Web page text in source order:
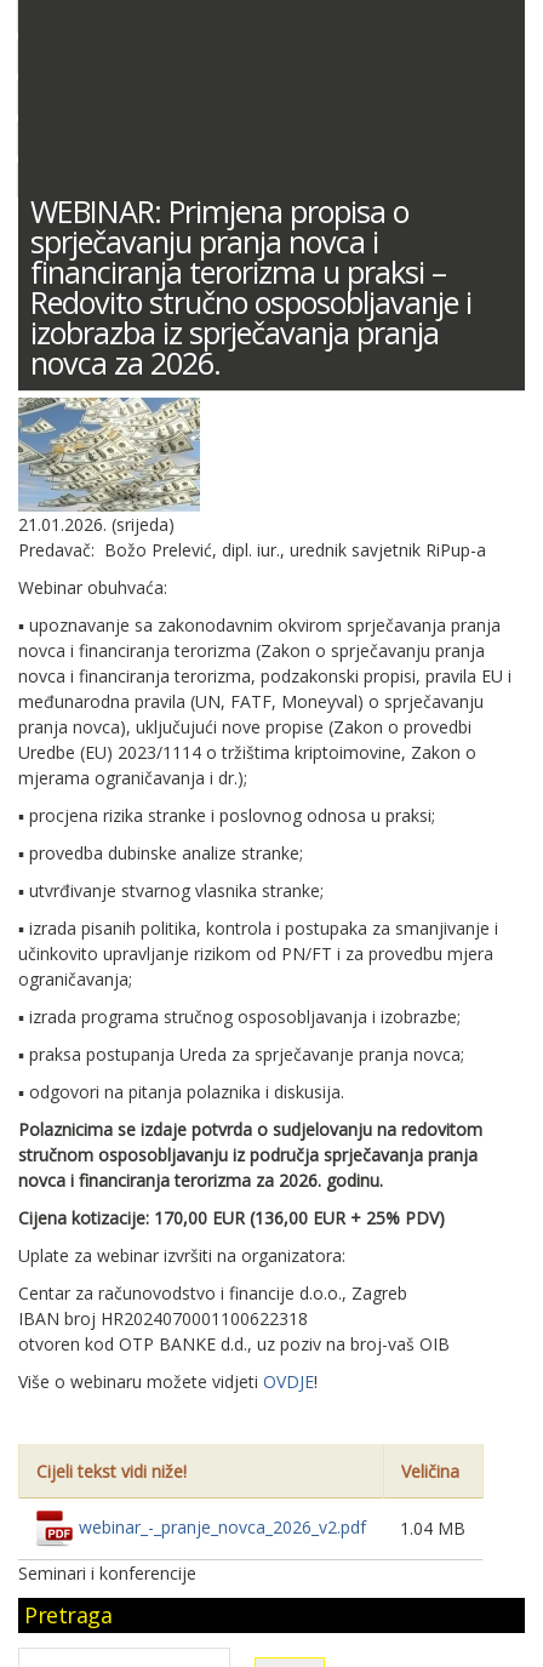
WEBINAR: Primjena propisa o
sprječavanju pranja novca i
financiranja terorizma u praksi –
Redovito stručno osposobljavanje i
izobrazba iz sprječavanja pranja
novca za 2026.
21.01.2026. (srijeda)
Predavač: Božo Prelević, dipl. iur., urednik savjetnik RiPup-a
Webinar obuhvaća:
▪ upoznavanje sa zakonodavnim okvirom sprječavanja pranja
novca i financiranja terorizma (Zakon o sprječavanju pranja
novca i financiranja terorizma, podzakonski propisi, pravila EU i
međunarodna pravila (UN, FATF, Moneyval) o sprječavanju
pranja novca), uključujući nove propise (Zakon o provedbi
Uredbe (EU) 2023/1114 o tržištima kriptoimovine, Zakon o
mjerama ograničavanja i dr.);
▪ procjena rizika stranke i poslovnog odnosa u praksi;
▪ provedba dubinske analize stranke;
▪ utvrđivanje stvarnog vlasnika stranke;
▪ izrada pisanih politika, kontrola i postupaka za smanjivanje i
učinkovito upravljanje rizikom od PN/FT i za provedbu mjera
ograničavanja;
▪ izrada programa stručnog osposobljavanja i izobrazbe;
▪ praksa postupanja Ureda za sprječavanje pranja novca;
▪ odgovori na pitanja polaznika i diskusija.
Polaznicima se izdaje potvrda o sudjelovanju na redovitom
stručnom osposobljavanju iz područja sprječavanja pranja
novca i financiranja terorizma za 2026. godinu.
Cijena kotizacije: 170,00 EUR (136,00 EUR + 25% PDV)
Uplate za webinar izvršiti na organizatora:
Centar za računovodstvo i financije d.o.o., Zagreb
IBAN broj HR2024070001100622318
otvoren kod OTP BANKE d.d., uz poziv na broj-vaš OIB
Više o webinaru možete vidjeti OVDJE!
Cijeli tekst vidi niže! Veličina
webinar_-_pranje_novca_2026_v2.pdf
1.04 MB
Seminari i konferencije
Pretraga